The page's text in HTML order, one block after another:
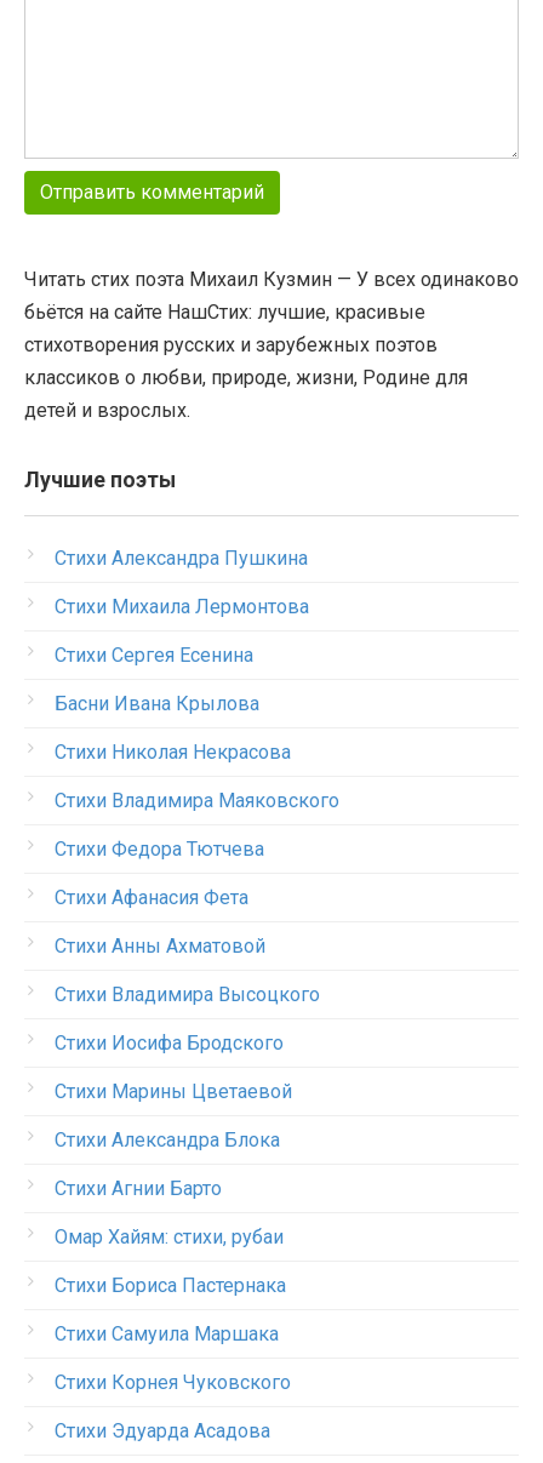
Читать стих поэта Михаил Кузмин — У всех одинаково
бьётся на сайте НашСтих: лучшие, красивые
стихотворения русских и зарубежных поэтов
классиков о любви, природе, жизни, Родине для
детей и взрослых.
Лучшие поэты
Стихи Александра Пушкина
Стихи Михаила Лермонтова
Стихи Сергея Есенина
Басни Ивана Крылова
Стихи Николая Некрасова
Стихи Владимира Маяковского
Стихи Федора Тютчева
Стихи Афанасия Фета
Стихи Анны Ахматовой
Стихи Владимира Высоцкого
Стихи Иосифа Бродского
Стихи Марины Цветаевой
Стихи Александра Блока
Стихи Агнии Барто
Омар Хайям: стихи, рубаи
Стихи Бориса Пастернака
Стихи Самуила Маршака
Стихи Корнея Чуковского
Стихи Эдуарда Асадова